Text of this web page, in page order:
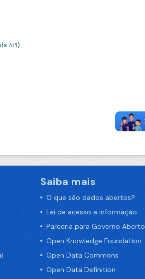
API).
Saiba mais
O que são dados abertos?
Lei de acesso a informação
Parceria para Governo Aberto
Open Knowledge Foundation
Open Data Commons
Open Data Definition